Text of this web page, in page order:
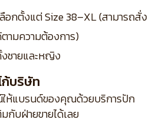
อกตั้งแต่ Size 38–XL (สามารถสั่ง
ามความต้องการ)
งชายและหญิง
ก้บริษัท
ห้แบรนด์ของคุณด้วยบริการปัก
บฝ่ายขายได้เลย